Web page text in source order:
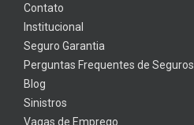
Contato
Institucional
Seguro Garantia
Perguntas Frequentes de Seguros
Blog
Sinistros
Vagas de Emprego